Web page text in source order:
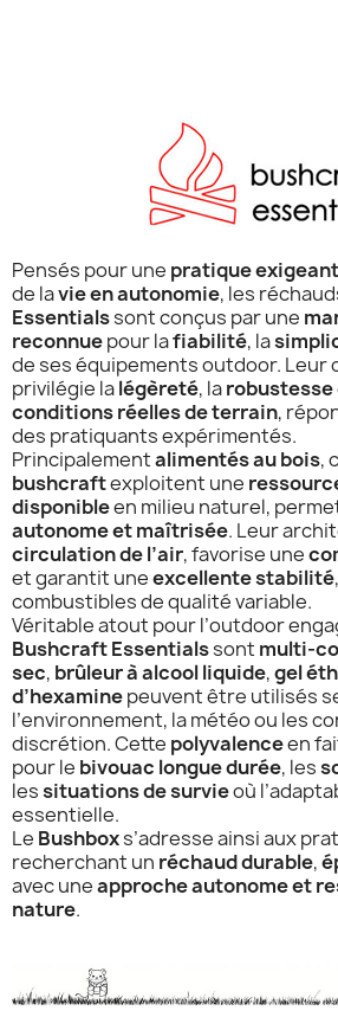
Pensés pour une pratique
de lavie en autonomie, les
Essentialssont conçus par une
reconnuepour lafiabilité, la
de ses équipements outdoor. Leur
privilégie lalégèreté, larobustesse
conditions réelles de terrain,
des pratiquants expérimentés.
Principalementalimentés au bois,
bushcraftexploitent une
disponibleen milieu naturel,
autonome et maîtrisée. Leur
circulation de l’air, favorise une
et garantit uneexcellente stabilité
combustibles de qualité variable.
Véritable atout pour l’outdoor
Bushcraft Essentialssont multi-
sec, brûleur à alcool liquide,gel
d’hexaminepeuvent être utilisés
l’environnement, la météo ou les
discrétion. Cette polyvalenceen
pour le bivouac longue durée, les
lessituations de survieoù
essentielle.
Le Bushboxs’adresse ainsi aux
recherchant un réchaud durable,
avec uneapproche autonome et
nature.